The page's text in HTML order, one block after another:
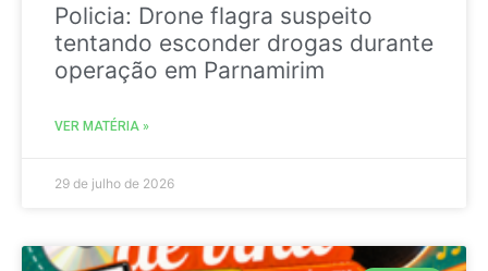
Policia: Drone flagra suspeito
tentando esconder drogas durante
operação em Parnamirim
VER MATÉRIA »
29 de julho de 2026